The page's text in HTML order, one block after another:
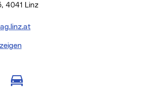
4041 Linz
für Fußgänger
anzeigen für
Route anzeigen für
Route anzeigen für